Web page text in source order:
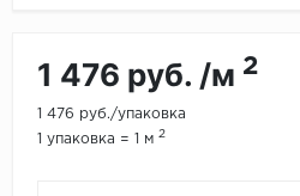
1 476 руб. /м 2
1 476 руб./упаковка
1 упаковка = 1 м 2